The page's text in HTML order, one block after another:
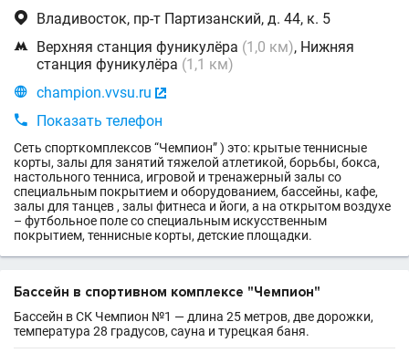
 Владивосток, пр-т Партизанский, д. 44, к. 5
 Верхняя станция фуникулёра (1,0 км), Нижняя
станция фуникулёра (1,1 км)
 champion.vvsu.ru 

Показать телефон
Сеть спорткомплексов “Чемпион” ) это: крытые теннисные
корты, залы для занятий тяжелой атлетикой, борьбы, бокса,
настольного тенниса, игровой и тренажерный залы со
специальным покрытием и оборудованием, бассейны, кафе,
залы для танцев , залы фитнеса и йоги, а на открытом воздухе
– футбольное поле со специальным искусственным
покрытием, теннисные корты, детские площадки.
Бассейн в спортивном комплексе "Чемпион"
Бассейн в СК Чемпион №1 — длина 25 метров, две дорожки,
температура 28 градусов, сауна и турецкая баня.